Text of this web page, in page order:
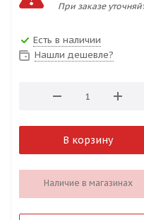
При заказе
Есть в наличии
Нашли дешевле?
В корзину
Наличие в магазинах